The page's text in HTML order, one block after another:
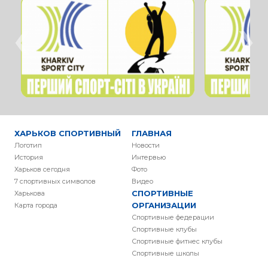
‹ ›
ХАРЬКОВ СПОРТИВНЫЙ
Логотип
История
Харьков сегодня
7 спортивных символов
Харькова
Карта города
ГЛАВНАЯ
Новости
Интервью
Фото
Видео
СПОРТИВНЫЕ
ОРГАНИЗАЦИИ
Спортивные федерации
Спортивные клубы
Спортивные фитнес клубы
Спортивные школы